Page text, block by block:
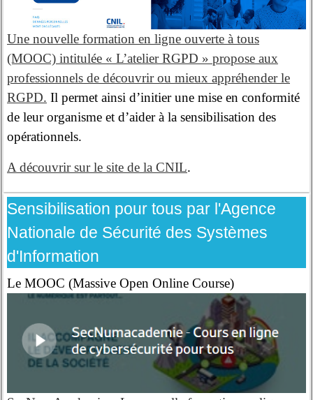
Une nouvelle formation en ligne ouverte à tous
(MOOC) intitulée « L’atelier RGPD » propose aux
professionnels de découvrir ou mieux appréhender le
RGPD. Il permet ainsi d’initier une mise en conformité
de leur organisme et d’aider à la sensibilisation des
opérationnels.
A découvrir sur le site de la CNIL.
Sensibilisation pour tous par l'Agence
Nationale de Sécurité des Systèmes
d'Information
Le MOOC (Massive Open Online Course)